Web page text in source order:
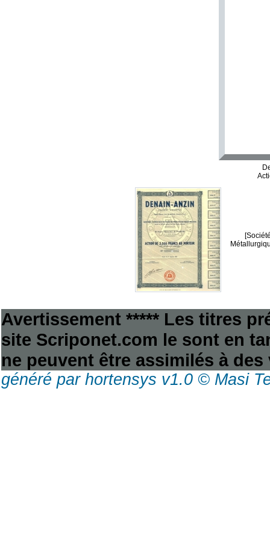
Avertissement ***** Les titres
site Scriponet.com le sont en
ne peuvent être assimilés à
généré par hortensys v1.0 © Masi